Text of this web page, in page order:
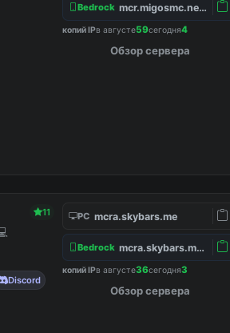
Bedrock mcr.migosmc.net:19132
копий IPв августе59сегодня4
Обзор сервера
11
Discord
PC mcra.skybars.me
Bedrock mcra.skybars.me:19132
копий IPв августе36сегодня3
Обзор сервера